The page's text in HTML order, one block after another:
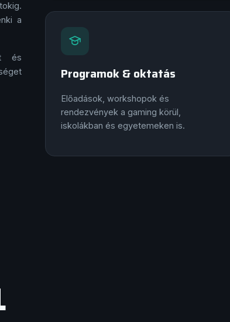
a
és
Programok & oktatás
Előadások, workshopok és
rendezvények a gaming körül,
iskolákban és egyetemeken is.